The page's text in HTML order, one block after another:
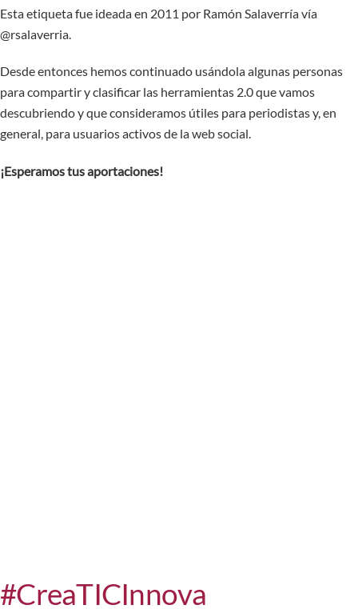
Esta etiquetafue ideada en 2011 por Ramón Salaverría vía
@rsalaverria.
Desde entonces hemos continuado usándola algunas personas
para compartir y clasificar las herramientas 2.0 que vamos
descubriendo y que consideramos útiles para periodistas y, en
general, para usuarios activos de la web social.
¡Esperamos tus aportaciones!
#CreaTICInnova